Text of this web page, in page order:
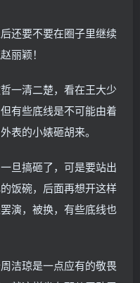
还要不要在圈子里继续
丽颖！
一清二楚，看在王大少
有些底线是不可能由着
表的小婊砸胡来。
旦搞砸了，可是要站出
饭碗，后面再想开这样
演，被换，有些底线也
洁琼是一点应有的敬畏